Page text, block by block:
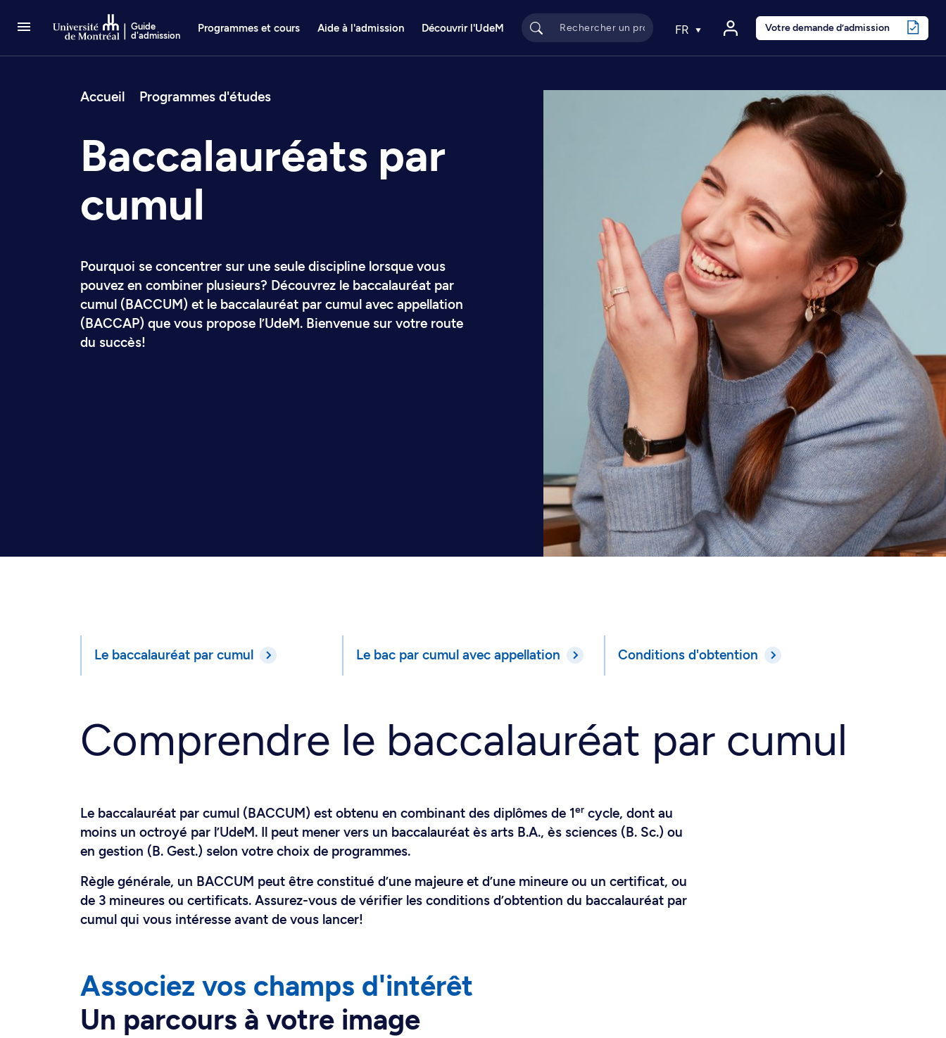
Guide
d'admission
Programmes et cours Aide à l'admission Découvrir l'UdeM FR Votre demande d’admission
Fil d’arianne
Accueil Programmes d'études
Baccalauréats par
cumul
Pourquoi se concentrer sur une seule discipline lorsque vous
pouvez en combiner plusieurs? Découvrez le baccalauréat par
cumul (BACCUM) et le baccalauréat par cumul avec appellation
(BACCAP) que vous propose l’UdeM. Bienvenue sur votre route
du succès!
Le baccalauréat par cumul Le bac par cumul avec appellation Conditions d'obtention
Comprendre le baccalauréat par cumul
Le baccalauréat par cumul (BACCUM) est obtenu en combinant des diplômes de 1er cycle, dont au
moins un octroyé par l’UdeM. Il peut mener vers un baccalauréat ès arts B.A., ès sciences (B. Sc.) ou
en gestion (B. Gest.) selon votre choix de programmes.
Règle générale, un BACCUM peut être constitué d’une majeure et d’une mineure ou un certificat, ou
de 3 mineures ou certificats. Assurez-vous de vérifier les conditions d’obtention du baccalauréat par
cumul qui vous intéresse avant de vous lancer!
Associez vos champs d'intérêt
Un parcours à votre image